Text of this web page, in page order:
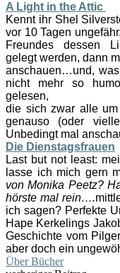
A Light in the Attic
Kennt ihr Shel
vor 10 Tagen
Freundes dessen
gelegt werden, dann
anschauen…und,
nicht mehr so
gelesen,
die sich zwar alle
genauso (oder
Unbedingt mal
Die Dienstagsfrauen
Last but not least:
lasse ich mich gern
von Monika Peetz?
hörste mal rein….
ich sagen? Perfekte
Hape Kerkelings
Geschichte vom
aber doch ein
Über Bücher